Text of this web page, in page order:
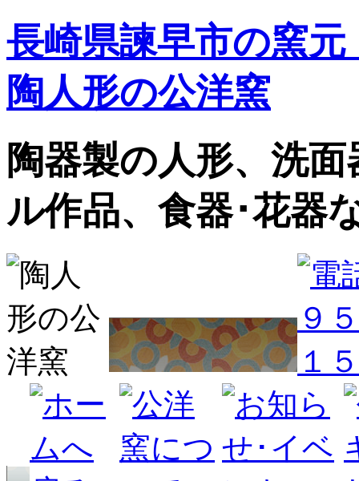
長崎県諫早市の窯
陶人形の公洋窯
陶器製の人形、洗
ル作品、食器･花器